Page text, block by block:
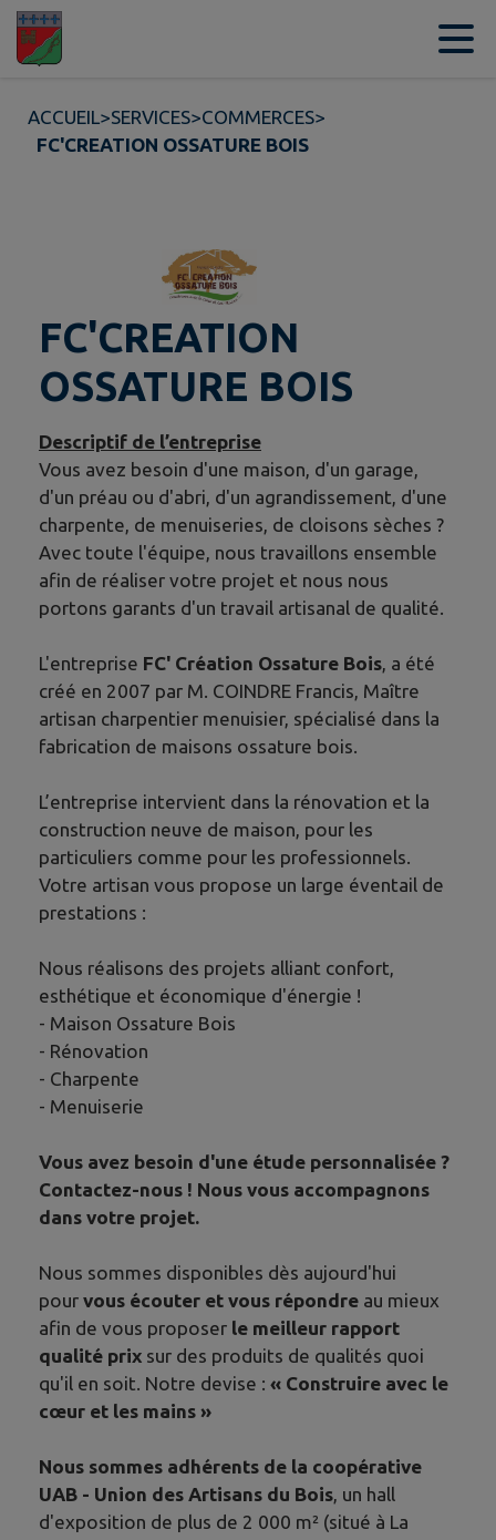
Contenu
ACCUEIL>SERVICES>COMMERCES>
FC'CREATION OSSATURE BOIS
FC'CREATION
OSSATURE BOIS
Descriptif de l’entreprise
Vous avez besoin d'une maison, d'un garage,
d'un préau ou d'abri, d'un agrandissement, d'une
charpente, de menuiseries, de cloisons sèches ?
Avec toute l'équipe, nous travaillons ensemble
afin de réaliser votre projet et nous nous
portons garants d'un travail artisanal de qualité.
L'entreprise FC' Création Ossature Bois, a été
créé en 2007 par M. COINDRE Francis, Maître
artisan charpentier menuisier, spécialisé dans la
fabrication de maisons ossature bois.
L’entreprise intervient dans la rénovation et la
construction neuve de maison, pour les
particuliers comme pour les professionnels.
Votre artisan vous propose un large éventail de
prestations :
Nous réalisons des projets alliant confort,
esthétique et économique d'énergie !
- Maison Ossature Bois
- Rénovation
- Charpente
- Menuiserie
Vous avez besoin d'une étude personnalisée ?
Contactez-nous ! Nous vous accompagnons
dans votre projet.
Nous sommes disponibles dès aujourd'hui
pour vous écouter et vous répondre au mieux
afin de vous proposer le meilleur rapport
qualité prix sur des produits de qualités quoi
qu'il en soit. Notre devise : « Construire avec le
cœur et les mains »
Nous sommes adhérents de la coopérative
UAB - Union des Artisans du Bois, un hall
d'exposition de plus de 2 000 m² (situé à La